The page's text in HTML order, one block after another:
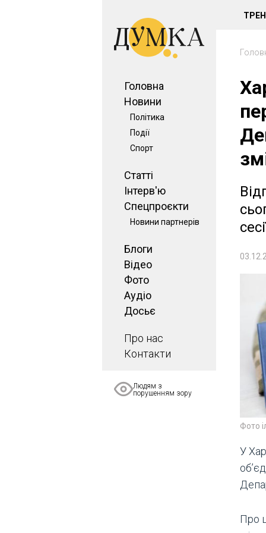
Головна
Новини
Політика
Події
Спорт
Статті
Інтерв'ю
Спецпроєкти
Новини партнерів
Блоги
Відео
Фото
Аудіо
Досьє
Про нас
Контакти
Людям з
порушенням зору
Фото
У
Про